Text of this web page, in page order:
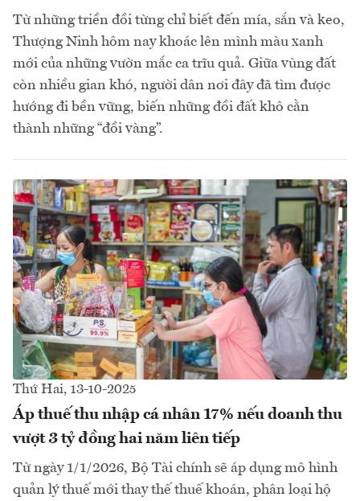
Từ những triền đồi từng chỉ biết đến mía, sắn và keo,
Thượng Ninh hôm nay khoác lên mình màu xanh
mới của những vườn mắc ca trĩu quả. Giữa vùng đất
còn nhiều gian khó, người dân nơi đây đã tìm được
hướng đi bền vững, biến những đồi đất khô cằn
thành những “đồi vàng”.
Thứ Hai, 13-10-2025
Áp thuế thu nhập cá nhân 17% nếu doanh thu
vượt 3 tỷ đồng hai năm liên tiếp
Từ ngày 1/1/2026, Bộ Tài chính sẽ áp dụng mô hình
quản lý thuế mới thay thế thuế khoán, phân loại hộ